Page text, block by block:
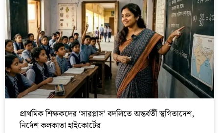
প্রাথমিক শিক্ষকদের ‘সারপ্লাস’ বদলিতে অন্তর্বর্তী স্থগিতাদেশ,
নির্দেশ কলকাতা হাইকোর্টের